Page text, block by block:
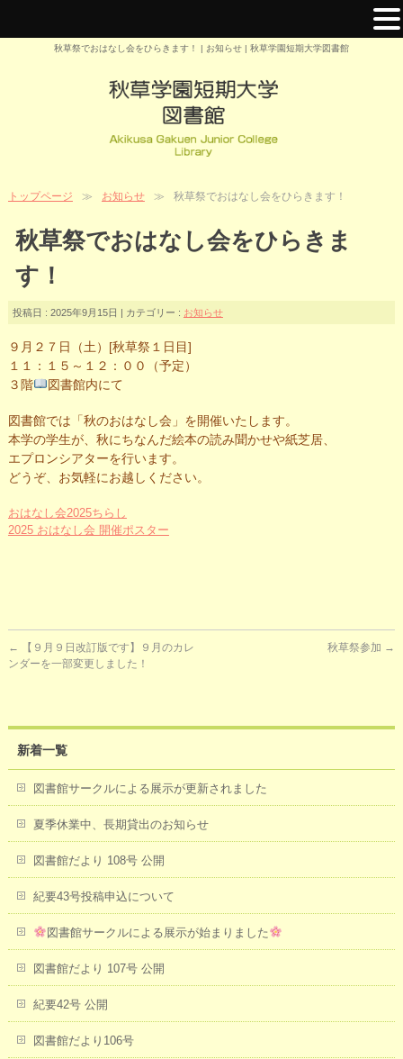
秋草祭でおはなし会をひらきます！ | お知らせ | 秋草学園短期大学図書館
トップページ お知らせ 秋草祭でおはなし会をひらきます！
秋草祭でおはなし会をひらきま
す！
投稿日 : 2025年9月15日 | カテゴリー : お知らせ
９月２７日（土）[秋草祭１日目]
１１：１５～１２：００（予定）
３階
図書館内にて
図書館では「秋のおはなし会」を開催いたします。
本学の学生が、秋にちなんだ絵本の読み聞かせや紙芝居、
エプロンシアターを行います。
どうぞ、お気軽にお越しください。
おはなし会2025ちらし
2025 おはなし会 開催ポスター
←
【９月９日改訂版です】９月のカレ
ンダーを一部変更しました！
秋草祭参加 →
新着一覧
図書館サークルによる展示が更新されました
夏季休業中、長期貸出のお知らせ
図書館だより 108号 公開
紀要43号投稿申込について
図書館サークルによる展示が始まりました
図書館だより 107号 公開
紀要42号 公開
図書館だより106号